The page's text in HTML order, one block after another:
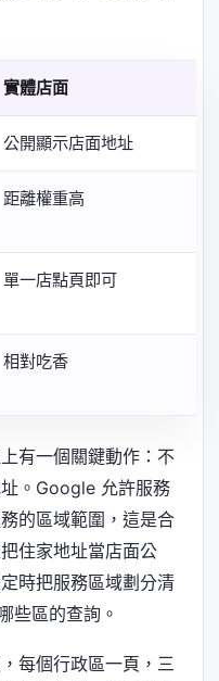
實體店面
公開顯示店面地址
距離權重高
單一店點頁即可
相對吃香
有一個關鍵動作：不
。Google 允許服務
的區域範圍，這是合
住家地址當店面公
時把服務區域劃分清
些區的查詢。
每個行政區一頁，三